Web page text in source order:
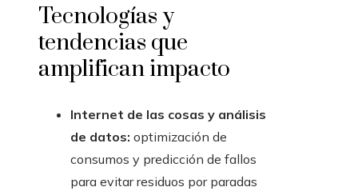
Tecnologías y
tendencias que
amplifican impacto
Internet de las cosas y análisis
de datos: optimización de
consumos y predicción de fallos
para evitar residuos por paradas